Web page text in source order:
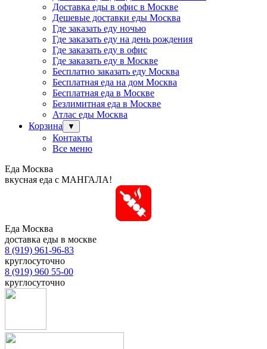
Доставка еды в офис в Москве
Дешевые доставки еды Москва
Где заказать еду ночью
Где заказать еду на день рождения
Где заказать еду в офис
Где заказать еду в Москве
Бесплатно заказать еду Москва
Бесплатная еда на дом Москва
Бесплатная еда в Москве
Безлимитная еда в Москве
Атлас еды Москва
Корзина
▼
Контакты
Все меню
Еда Москва
вкусная еда с МАНГАЛА!
Еда Москва
доставка еды в москве
8 (919) 961-96-83
круглосуточно
8 (919) 960 55-00
круглосуточно